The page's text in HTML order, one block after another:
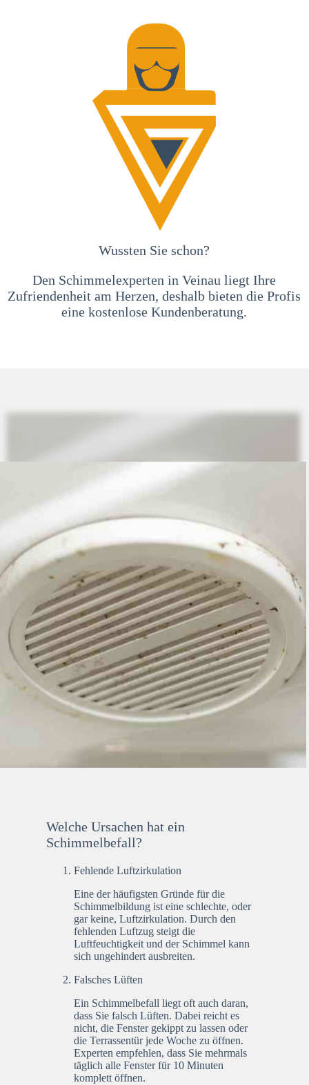
Wussten Sie schon?
Den Schimmelexperten in Veinau liegt Ihre
Zufriendenheit am Herzen, deshalb bieten die Profis
eine kostenlose Kundenberatung.
Welche Ursachen hat ein
Schimmelbefall?
Fehlende Luftzirkulation
Eine der häufigsten Gründe für die
Schimmelbildung ist eine schlechte, oder
gar keine, Luftzirkulation. Durch den
fehlenden Luftzug steigt die
Luftfeuchtigkeit und der Schimmel kann
sich ungehindert ausbreiten.
Falsches Lüften
Ein Schimmelbefall liegt oft auch daran,
dass Sie falsch Lüften. Dabei reicht es
nicht, die Fenster gekippt zu lassen oder
die Terrassentür jede Woche zu öffnen.
Experten empfehlen, dass Sie mehrmals
täglich alle Fenster für 10 Minuten
komplett öffnen.